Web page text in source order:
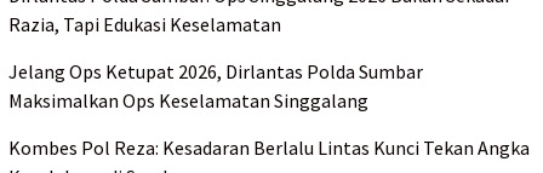
Razia, Tapi Edukasi Keselamatan
Jelang Ops Ketupat 2026, Dirlantas Polda Sumbar
Maksimalkan Ops Keselamatan Singgalang
Kombes Pol Reza: Kesadaran Berlalu Lintas Kunci Tekan Angka